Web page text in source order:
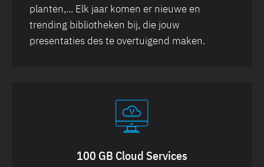
planten,... Elk jaar komen er nieuwe en
trending bibliotheken bij, die jouw
presentaties des te overtuigend maken.
100 GB Cloud Services